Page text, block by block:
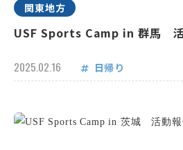
関東地方
USF Sports Camp in 群馬
2025.02.16 日帰り